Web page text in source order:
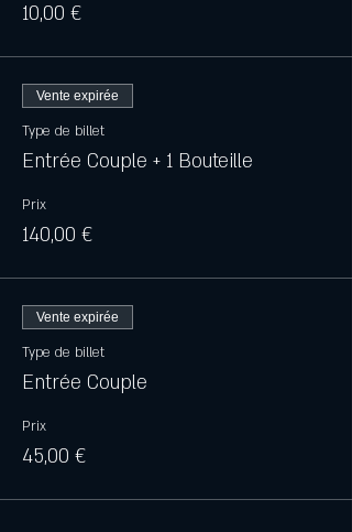
10,00 €
Vente expirée
Type de billet
Entrée Couple + 1 Bouteille
Prix
140,00 €
Vente expirée
Type de billet
Entrée Couple
Prix
45,00 €